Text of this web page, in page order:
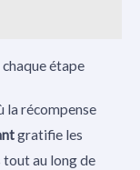
étape
la récompense
gratifie les
au long de